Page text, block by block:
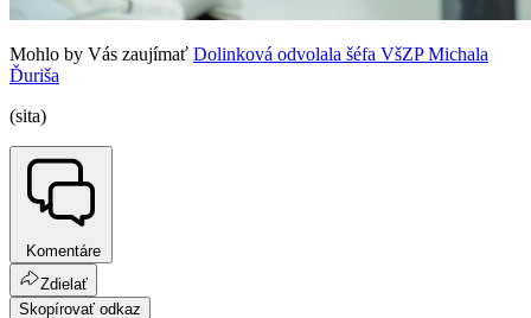
Mohlo by Vás zaujímať Dolinková odvolala šéfa VšZP Michala
Ďuriša
(sita)
Komentáre
Zdielať
Skopírovať odkaz